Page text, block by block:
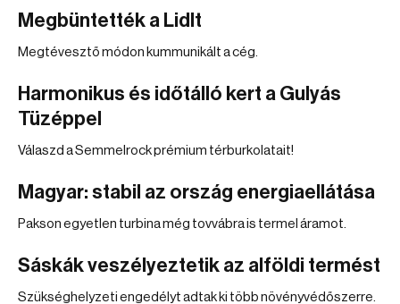
Megbüntették a Lidlt
Megtévesztő módon kummunikált a cég.
Harmonikus és időtálló kert a Gulyás
Tüzéppel
Válaszd a Semmelrock prémium térburkolatait!
Magyar: stabil az ország energiaellátása
Pakson egyetlen turbina még tovvábra is termel áramot.
Sáskák veszélyeztetik az alföldi termést
Szükséghelyzeti engedélyt adtak ki több növényvédőszerre.